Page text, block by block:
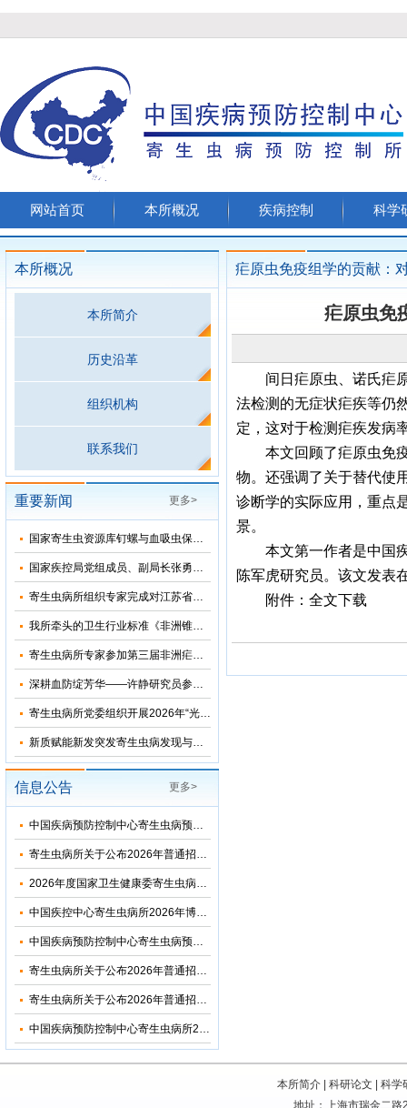
网站首页 本所概况 疾病控制 科学
本所概况
本所简介
历史沿革
组织机构
联系我们
重要新闻 更多>
国家寄生虫资源库钉螺与血吸虫保藏基地十五五”发展规划暨五方共建工作研讨会在上海召开
国家疾控局党组成员、副局长张勇到寄生虫病所调研指导
寄生虫病所组织专家完成对江苏省和湖北省2026年疟疾再传播风险评估
我所牵头的卫生行业标准《非洲锥虫病诊断》正式发布
寄生虫病所专家参加第三届非洲疟疾消除国际研讨会并分享中国抗疟经验
深耕血防绽芳华——许静研究员参加2026年“我和我的疾控故事”宣讲会
寄生虫病所党委组织开展2026年“光荣在党50年”纪念章颁发仪式
新质赋能新发突发寄生虫病发现与科研能力提升培训班在苏州成功举办
信息公告 更多>
中国疾病预防控制中心寄生虫病预防控制所（国家热带病研究中心）2026年优秀大学生夏令营活动招收简章
寄生虫病所关于公布2026年普通招考博士考生调剂复试名单的通知
2026年度国家卫生健康委寄生虫病原与媒介生物学重点实验室开放课题申请通知
中国疾控中心寄生虫病所2026年博士研究生招生调剂信息公布
中国疾病预防控制中心寄生虫病预防控制所2026年部门预算
寄生虫病所关于公布2026年普通招考公共卫生博士考生复试名单的通知
寄生虫病所关于公布2026年普通招考学术学位博士考生复试名单的通知
中国疾病预防控制中心寄生虫病所2024年度部门决算
疟原虫免疫组学的贡献：
疟原虫免
间日疟原虫、诺氏疟
法检测的无症状疟疾等仍
定，这对于检测疟疾发病
本文回顾了疟原虫免
物。还强调了关于替代使
诊断学的实际应用，重点
景。
本文第一作者是中国
陈军虎研究员。该文发表在
附件： 全文下载
本所简介 科研论文
科学
地址：上海市瑞金二